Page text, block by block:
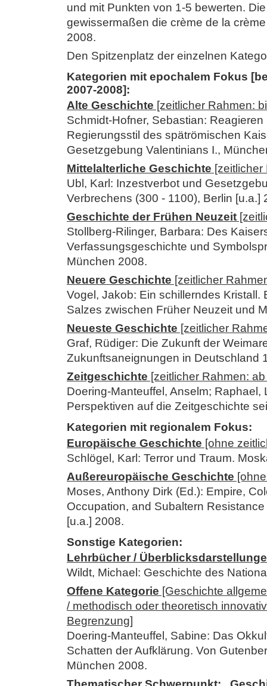
und mit Punkten von 1-5 bewerten.
gewissermaßen die crème de la
2008.
Den Spitzenplatz der einzelnen
Kategorien mit epochalem Fokus
2007-2008]:
Alte Geschichte [zeitlicher Rahmen:
Schmidt-Hofner, Sebastian:
Regierungsstil des spätrömischen
Gesetzgebung Valentinians I.,
Mittelalterliche Geschichte
Ubl, Karl: Inzestverbot und
Verbrechens (300 - 1100), Berlin [u.a.]
Geschichte der Frühen Neuzeit
Stollberg-Rilinger, Barbara: Des
Verfassungsgeschichte und
München 2008.
Neuere Geschichte [zeitlicher
Vogel, Jakob: Ein schillerndes
Salzes zwischen Früher Neuzeit und
Neueste Geschichte [zeitlicher
Graf, Rüdiger: Die Zukunft der
Zukunftsaneignungen in Deutschland
Zeitgeschichte [zeitlicher Rahmen:
Doering-Manteuffel, Anselm; Raphael,
Perspektiven auf die Zeitgeschichte
Kategorien mit regionalem Fokus:
Europäische Geschichte [ohne
Schlögel, Karl: Terror und Traum.
Außereuropäische Geschichte
Moses, Anthony Dirk (Ed.): Empire,
Occupation, and Subaltern
[u.a.] 2008.
Sonstige Kategorien:
Lehrbücher /
Wildt, Michael: Geschichte des
Offene Kategorie [Geschichte
/ methodisch oder theoretisch
Begrenzung]
Doering-Manteuffel, Sabine: Das
Schatten der Aufklärung. Von
München 2008.